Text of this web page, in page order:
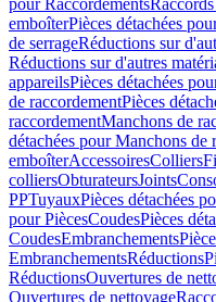
pour Raccordements
emboîterPièces détachées
de serrageRéductions sur
Réductions sur d'autres
appareilsPièces détachées
de raccordementPièces
raccordementManchons de
détachées pour Manchons de
emboîterAccessoiresColliers
colliersObturateursJoints
PPTuyauxPièces détachées
pour PiècesCoudesPièces
CoudesEmbranchements
EmbranchementsRéductions
RéductionsOuvertures de
Ouvertures de nettoyage